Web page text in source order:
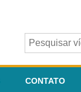
CONTATO